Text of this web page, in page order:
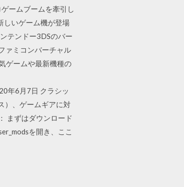
ームブームを牽引し
しいゲーム機が登場
テンドー3DSのバー
ァミコンバーチャル
ゲームや最新機種の
年6月7日 クラシッ
）、ゲームギアに対
まずはダウンロード
を開き、ここ